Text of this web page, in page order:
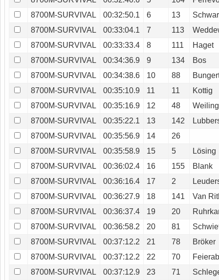
8700M-SURVIVAL
00:32:50.1 6 13
8700M-SURVIVAL
00:33:04.1 7 113
8700M-SURVIVAL
00:33:33.4 8 111
Haget
8700M-SURVIVAL
00:34:36.9 9 134
Bos
8700M-SURVIVAL
00:34:38.6 10 88
8700M-SURVIVAL
00:35:10.9 11 11
Kottig
8700M-SURVIVAL
00:35:16.9 12 48
8700M-SURVIVAL
00:35:22.1 13 142
8700M-SURVIVAL
00:35:56.9 14
26
8700M-SURVIVAL
00:35:58.9 15 5
Lösing
8700M-SURVIVAL
00:36:02.4 16 155
Blank
8700M-SURVIVAL
00:36:16.4 17 2
8700M-SURVIVAL
00:36:27.9 18 141
Van
8700M-SURVIVAL
00:36:37.4 19 20
8700M-SURVIVAL
00:36:58.2 20 81
8700M-SURVIVAL
00:37:12.2 21 78
Bröker
8700M-SURVIVAL
00:37:12.2 22 70
8700M-SURVIVAL
00:37:12.9 23 71